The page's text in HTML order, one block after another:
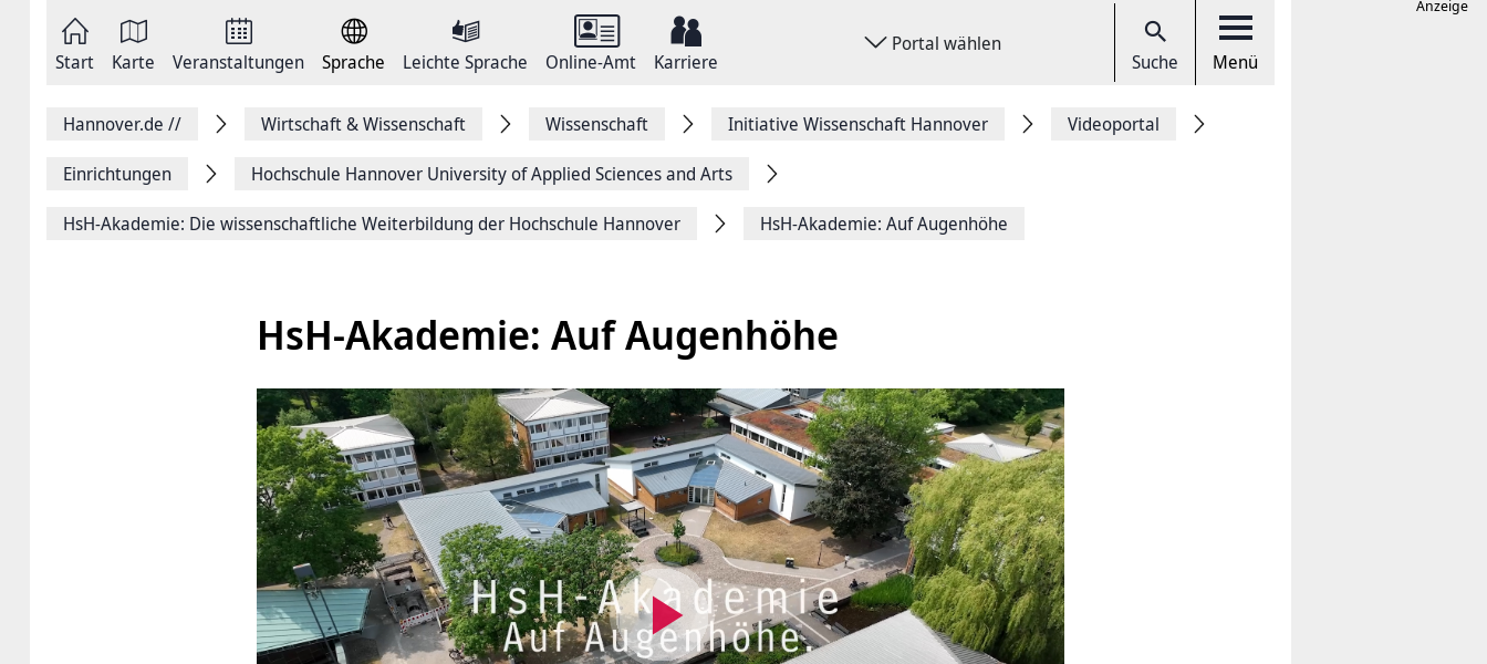
springen
Start Karte Veranstaltungen Sprache Leichte Sprache Online-Amt Karriere
Portal wählen
Suche Menü
FacebookHannover.de // Wirtschaft & Wissenschaft Wissenschaft Initiative Wissenschaft Hannover Videoportal
Einrichtungen Hochschule ­Hannover University of Applied Sciences and Arts
HsH-Akademie: Die wissenschaftliche Weiterbildung der Hochschule Hannover HsH-Akademie: Auf Augenhöhe
HsH-Akademie: Auf Augenhöhe
Video
Anzeige